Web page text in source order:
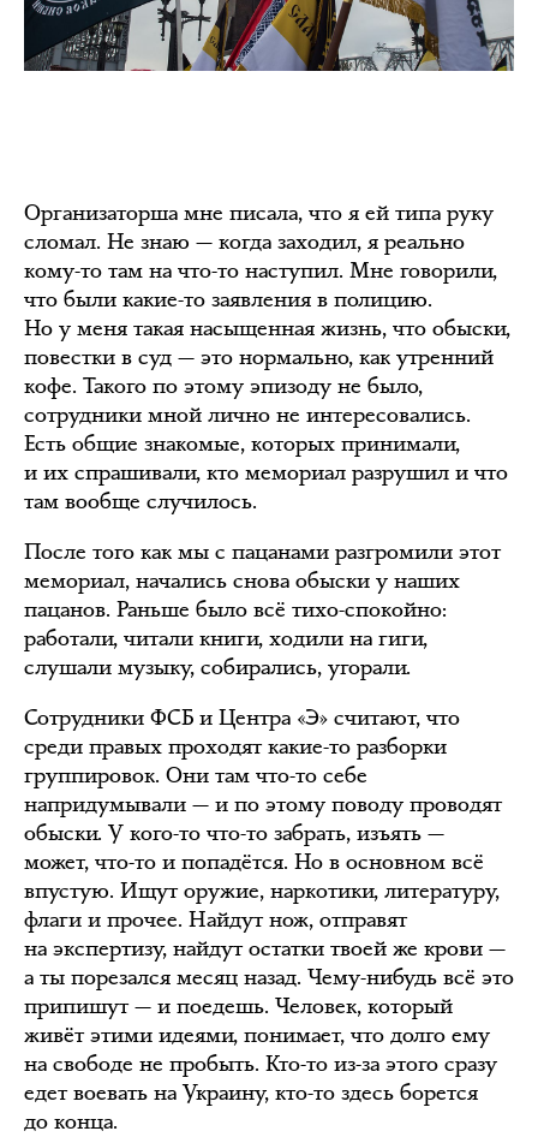
Организаторша мне писала, что я ей типа руку
сломал. Не знаю — когда заходил, я реально
кому-то там на что-то наступил. Мне говорили,
что были какие-то заявления в полицию.
Но у меня такая насыщенная жизнь, что обыски,
повестки в суд — это нормально, как утренний
кофе. Такого по этому эпизоду не было,
сотрудники мной лично не интересовались.
Есть общие знакомые, которых принимали,
и их спрашивали, кто мемориал разрушил и что
там вообще случилось.
После того как мы с пацанами разгромили этот
мемориал, начались снова обыски у наших
пацанов. Раньше было всё тихо-спокойно:
работали, читали книги, ходили на гиги,
слушали музыку, собирались, угорали.
Сотрудники ФСБ и Центра «Э» считают, что
среди правых проходят какие-то разборки
группировок. Они там что-то себе
напридумывали — и по этому поводу проводят
обыски. У кого-то что-то забрать, изъять —
может, что-то и попадётся. Но в основном всё
впустую. Ищут оружие, наркотики, литературу,
флаги и прочее. Найдут нож, отправят
на экспертизу, найдут остатки твоей же крови —
а ты порезался месяц назад. Чему-нибудь всё это
припишут — и поедешь. Человек, который
живёт этими идеями, понимает, что долго ему
на свободе не пробыть. Кто-то из-за этого сразу
едет воевать на Украину, кто-то здесь борется
до конца.